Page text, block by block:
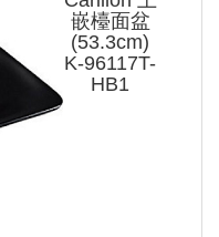
嵌檯面盆
(53.3cm)
K-96117T-
HB1